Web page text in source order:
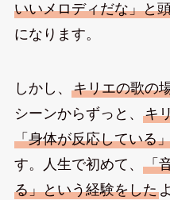
いいメロディだな」と
になります。
しかし、 キリエの歌の
シーンからずっと、 キ
「身体が反応している
す。人生で初めて、 「
る」という経験をした